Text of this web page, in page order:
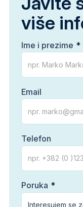
više
Ime i prezime
Email
Telefon
Poruka